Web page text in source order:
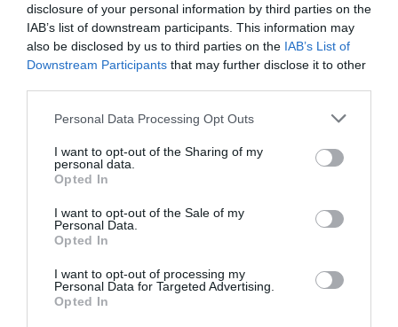
disclosure of your personal information by third parties on the
IAB’s list of downstream participants. This information may
also be disclosed by us to third parties on the IAB’s List of
Downstream Participants that may further disclose it to other
Personal Data Processing Opt Outs
I want to opt-out of the Sharing of my
personal data.
Opted In
I want to opt-out of the Sale of my
Personal Data.
Opted In
I want to opt-out of processing my
Personal Data for Targeted Advertising.
Opted In
bine la Craiova decât aici”
Următorul articol
Maestrul Radu Beligan sărbătorește 95 de
AȚI PUTEA DORI DE
ASEMENEA